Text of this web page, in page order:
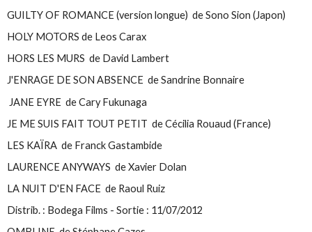
GUILTY OF ROMANCE (version longue) de Sono Sion (Japon)
HOLY MOTORS de Leos Carax
HORS LES MURS de David Lambert
J'ENRAGE DE SON ABSENCE de Sandrine Bonnaire
JANE EYRE de Cary Fukunaga
JE ME SUIS FAIT TOUT PETIT de Cécilia Rouaud (France)
LES KAÏRA de Franck Gastambide
LAURENCE ANYWAYS de Xavier Dolan
LA NUIT D'EN FACE de Raoul Ruiz
Distrib. : Bodega Films - Sortie : 11/07/2012